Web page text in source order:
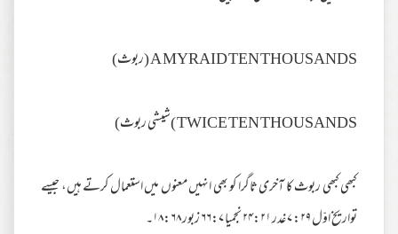
A MYRAID TEN THOUSANDS(ربوث)
TWICE TEN THOUSANDS)شیشی ربوث)
کبھی کبھی ربوث کا آخری ثاگرا کو بھی انہیں معنوں میں استعمال کرتے ہیں، جیسے
تواریخ اوّل ۲۹: ۷ غدر ۲۴:۲۱ نجمیا ۶۶:۷ زبور ۱۸:۶۸۔